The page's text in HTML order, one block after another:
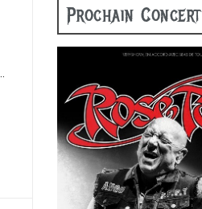
Prochain Concert